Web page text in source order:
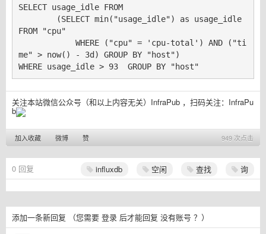
SELECT usage_idle FROM
FROM "cpu"
me" > now() - 3d) GROUP BY "host")
关注本站微信公众号（和以上内容无关）InfraPub ，扫码关注： InfraPu
b
949 次点击
加入收藏 微博 赞
influxdb 空闲 查找 询
0 回复
添加一条新回复 （您需要 登录 后才能回复 没有账号 ？）